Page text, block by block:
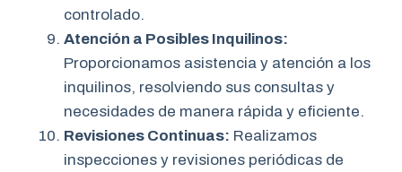
controlado.
Atención a Posibles Inquilinos:
Proporcionamos asistencia y atención a los
inquilinos, resolviendo sus consultas y
necesidades de manera rápida y eficiente.
Revisiones Continuas: Realizamos
inspecciones y revisiones periódicas de